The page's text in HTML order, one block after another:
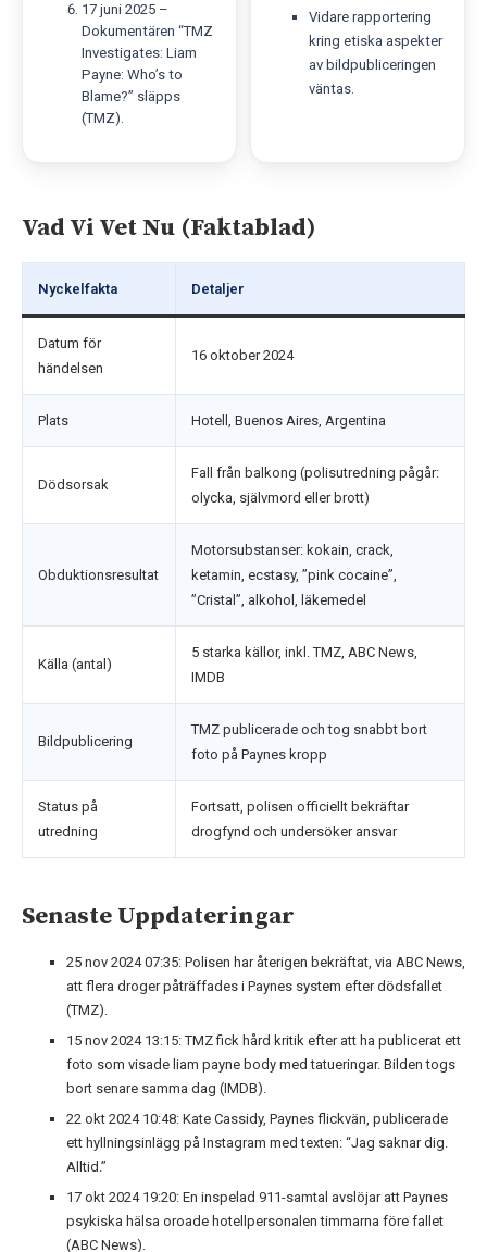
17 juni 2025 –
Dokumentären “TMZ
Investigates: Liam
Payne: Who’s to
Blame?” släpps
(TMZ).
Vidare rapportering
kring etiska aspekter
av bildpubliceringen
väntas.
Vad Vi Vet Nu (Faktablad)
Nyckelfakta Detaljer
Datum för
händelsen
16 oktober 2024
Plats Hotell, Buenos Aires, Argentina
Dödsorsak
Fall från balkong (polisutredning pågår:
olycka, självmord eller brott)
Obduktionsresultat
Motorsubstanser: kokain, crack,
ketamin, ecstasy, ”pink cocaine”,
”Cristal”, alkohol, läkemedel
Källa (antal)
5 starka källor, inkl. TMZ, ABC News,
IMDB
Bildpublicering
TMZ publicerade och tog snabbt bort
foto på Paynes kropp
Status på
utredning
Fortsatt, polisen officiellt bekräftar
drogfynd och undersöker ansvar
Senaste Uppdateringar
25 nov 2024 07:35: Polisen har återigen bekräftat, via ABC News,
att flera droger påträffades i Paynes system efter dödsfallet
(TMZ).
15 nov 2024 13:15: TMZ fick hård kritik efter att ha publicerat ett
foto som visade liam payne body med tatueringar. Bilden togs
bort senare samma dag (IMDB).
22 okt 2024 10:48: Kate Cassidy, Paynes flickvän, publicerade
ett hyllningsinlägg på Instagram med texten: “Jag saknar dig.
Alltid.”
17 okt 2024 19:20: En inspelad 911-samtal avslöjar att Paynes
psykiska hälsa oroade hotellpersonalen timmarna före fallet
(ABC News).